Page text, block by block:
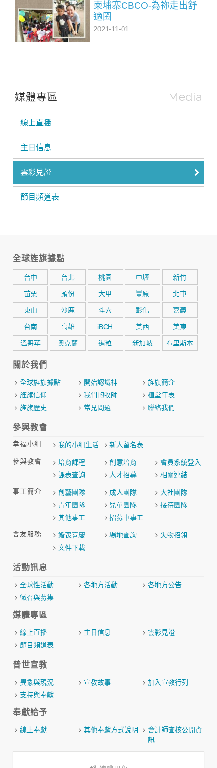
柬埔寨CBCO-為祢走出舒
適圈
2021-11-01
媒體專區 Media
線上直播
主日信息
雲彩見證
節目頻道表
全球旌旗據點
台中 台北 桃園 中壢 新竹
苗栗 頭份 大甲 豐原 北屯
東山 沙鹿 斗六 彰化 嘉義
台南 高雄 iBCH 美西 美東
溫哥華 奧克蘭 暹粒 新加坡 布里斯本
關於我們
全球旌旗據點 開始認識神
旌旗簡介
旌旗信仰
我們的牧師
植堂年表
旌旗歷史
常見問題 聯絡我們
參與教會
幸福小組 我的小組生活 新人留名表
參與教會 培育課程 創意培育
會員系統登入
課表查詢
人才招募 相關連結
事工簡介 創藝團隊 成人團隊
大社團隊
青年團隊
兒童團隊
接待團隊
其他事工
招募中事工
會友服務 婚喪喜慶 場地查詢
失物招領
文件下載
活動訊息
全球性活動 各地方活動
各地方公告
徵召與募集
媒體專區
線上直播 主日信息
雲彩見證
節目頻道表
普世宣教
異象與現況 宣教故事
加入宣教行列
支持與奉獻
奉獻給予
線上奉獻 其他奉獻方式說明
會計師查核公開資
訊